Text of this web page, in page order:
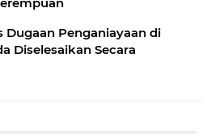
Dugaan Penganiayaan di
Diselesaikan Secara